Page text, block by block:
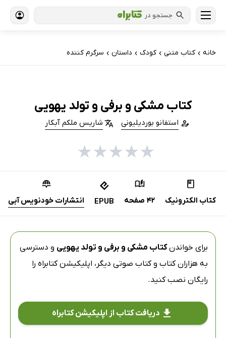
جستجو در
خانه › کتاب‌ متنی › کودک › داستان › سرگرم کننده
کتاب مشکی و برفی و تولد یهویی
استفانو بوردیلیونی شاریس ملکم آبکار
★
★
★
★
★
کتاب الکترونیک 42 صفحه EPUB انتشارات خودنویس‌ آبی
برای خواندنکتاب مشکی و برفی و تولد یهویی و دسترسی
به هزاران کتاب و کتاب صوتی دیگر، اپلیکیشن کتابراه را
رایگان نصب کنید.
دریافت کتاب از اپلیکیشن کتابراه